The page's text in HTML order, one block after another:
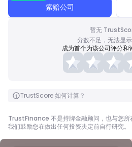
索赔公司
暂无
分数不足，无法显示
成为首个为该公司评分和
TrustScore 如何计算？
TrustFinance 不是持牌金融顾问，也与您所
我们鼓励您在做出任何投资决定前自行研究。